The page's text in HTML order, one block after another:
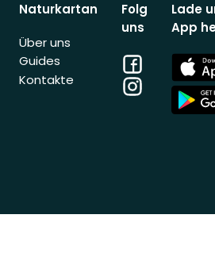
Naturkartan
Über uns
Guides
Kontakte
Folg
uns
Facebook
Instagram
Lade
App
App
Store
App
Store